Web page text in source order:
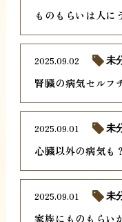
ものもらいは人に
腎臓の病気セルフ
2025.09.02 未
心臓以外の病気も
2025.09.01 未
家族にものもらい
2025.09.01 未